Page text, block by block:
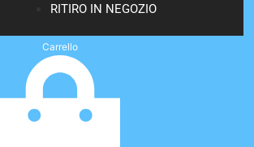
RITIRO IN NEGOZIO
Carrello